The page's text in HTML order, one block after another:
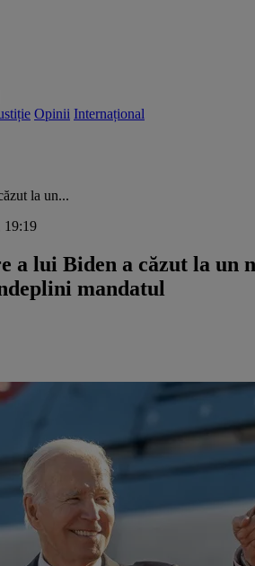
Opinii Internațional
la un...
19:19
a lui Biden a căzut la
mandatul